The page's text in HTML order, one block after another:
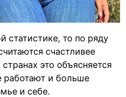
статистике, то по ряду
счастливее
это объясняется
работают и больше
и себе.